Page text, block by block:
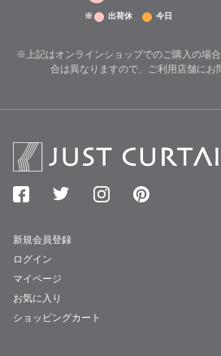
※ 出荷休 今日
※上記はオンラインショップでのご購入の場
合は異なりますので、ご利用店舗にお
新規会員登録
ログイン
マイページ
お気に入り
ショッピングカート